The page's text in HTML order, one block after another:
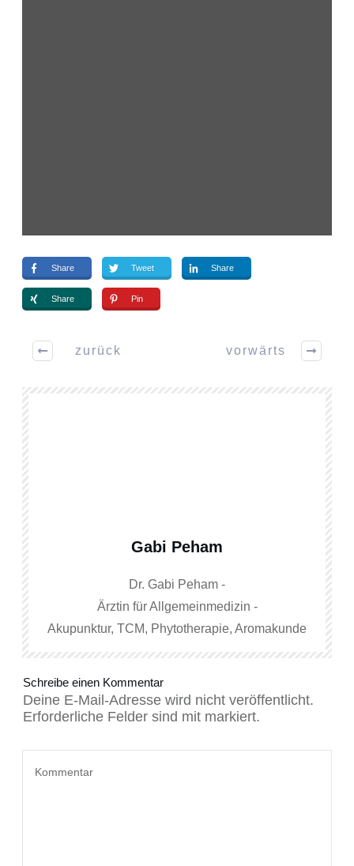
Share Tweet Share
Share Pin
zurück vorwärts
Gabi Peham
Dr. Gabi Peham -
Ärztin für Allgemeinmedizin -
Akupunktur, TCM, Phytotherapie, Aromakunde
Schreibe einen Kommentar
Deine E-Mail-Adresse wird nicht veröffentlicht.
Erforderliche Felder sind mit markiert.